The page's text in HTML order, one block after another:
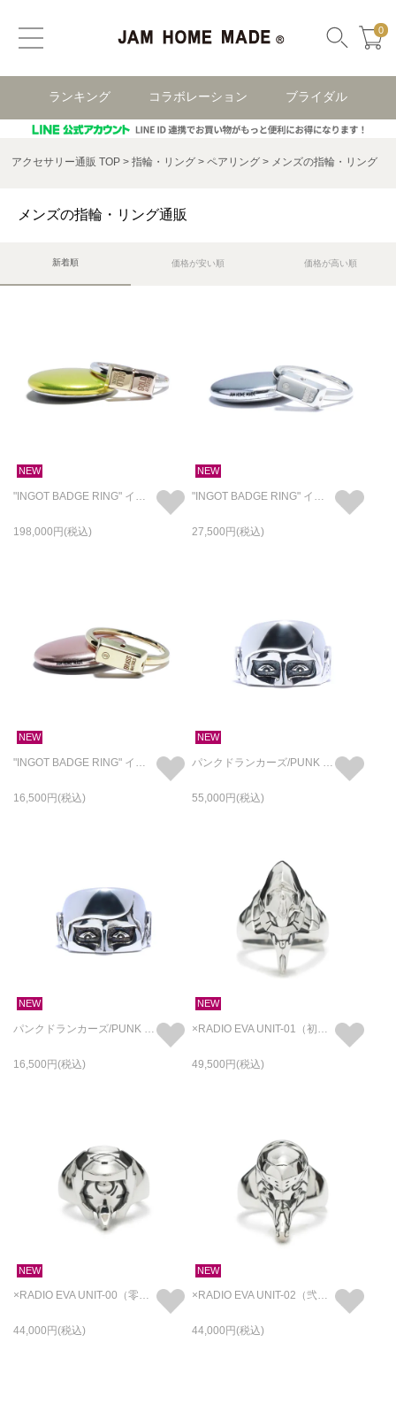
0
ランキング コラボレーション ブライダル
アクセサリー通販 TOP 指輪・リング ペアリング メンズの指輪・リング
メンズの指輪・リング通販
価格が安い順 価格が高い順
新着順
NEW
"INGOT BADGE RING" インゴット バッジ リング - K18YG × K10YG × SILVER925
198,000
NEW
"INGOT BADGE RING" インゴット バッジ リング - SILVER925
27,500
NEW
"INGOT BADGE RING" インゴット バッジ リング - BRASS
16,500
NEW
パンクドランカーズ/PUNK DRUNKERS あいつ フェイスリング ハーフ SILVER925 / 指輪
55,000
NEW
パンクドランカーズ/PUNK DRUNKERS あいつ フェイスリング ハーフ BRASS / 指輪
16,500
NEW
×RADIO EVA UNIT-01（初号機） フェイス リング/指輪
49,500
NEW
×RADIO EVA UNIT-00（零号機） フェイス リング/指輪
44,000
NEW
×RADIO EVA UNIT-02（弐号機） フェイス リング/指輪
44,000